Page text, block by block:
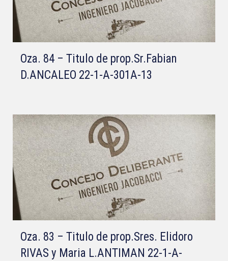
Oza. 84 – Titulo de prop.Sr.Fabian
D.ANCALEO 22-1-A-301A-13
Oza. 83 – Titulo de prop.Sres. Elidoro
RIVAS y Maria L.ANTIMAN 22-1-A-